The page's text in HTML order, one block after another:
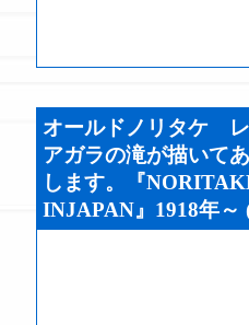
オールドノリタケ
アガラの滝が描いて
します。『
INJAPAN』1918年～